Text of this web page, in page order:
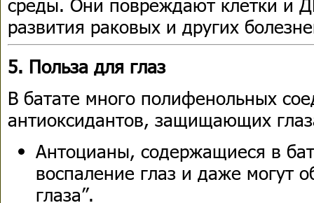
развития раковых и других
5. Польза для глаз
В батате много полифенольных
антиоксидантов, защищающих
Антоцианы, содержащиеся в
воспаление глаз и даже могут
глаза”.